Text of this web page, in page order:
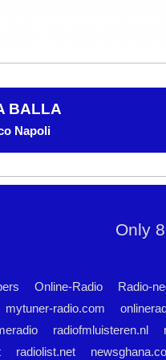
BALLA
Napoli
Only
Online-Radio Radio-
mytuner-radio.com
radiofmluisteren.nl
radiolist.net